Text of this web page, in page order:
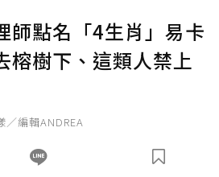
確認送出
數：0點；前往 購買點數
師點名「4生肖」易卡
榕樹下、這類人禁上
／編輯ANDREA